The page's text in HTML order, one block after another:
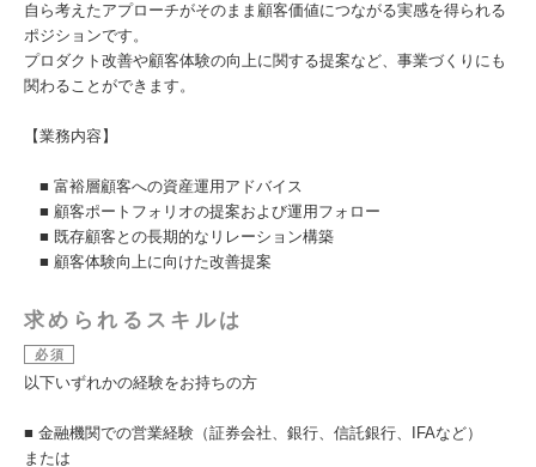
自ら考えたアプローチがそのまま顧客価値につながる実感を得られる
ポジションです。
プロダクト改善や顧客体験の向上に関する提案など、事業づくりにも
関わることができます。
【業務内容】
■ 富裕層顧客への資産運用アドバイス
■ 顧客ポートフォリオの提案および運用フォロー
■ 既存顧客との長期的なリレーション構築
■ 顧客体験向上に向けた改善提案
求められるスキルは
必須
以下いずれかの経験をお持ちの方
■ 金融機関での営業経験（証券会社、銀行、信託銀行、IFAなど）
または